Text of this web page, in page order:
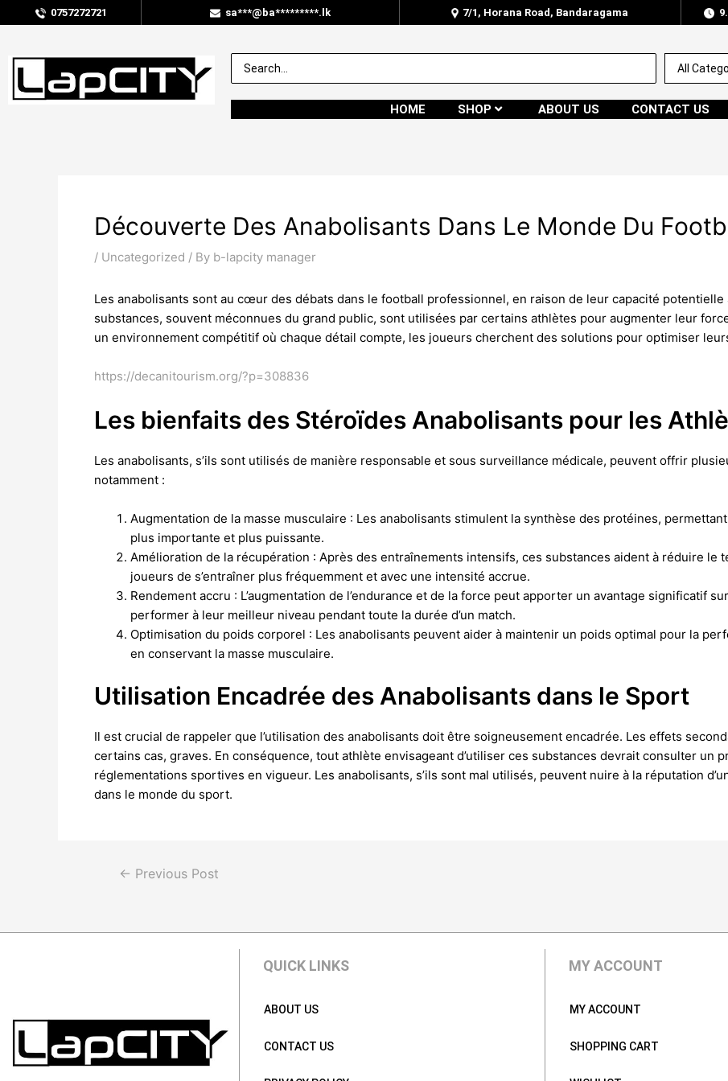
0757272721 sa***@ba*********.lk 7/1, Horana Road, Bandaragama
HOME SHOP ABOUT US CONTACT US
Découverte Des Anabolisants Dans Le Monde Du
/ Uncategorized / By b-lapcity manager
Les anabolisants sont au cœur des débats dans le football professionnel, en raison de leur capacité
substances, souvent méconnues du grand public, sont utilisées par certains athlètes pour augmenter leur
un environnement compétitif où chaque détail compte, les joueurs cherchent des solutions pour optimiser
https://decanitourism.org/?p=308836
Les bienfaits des Stéroïdes Anabolisants pour les
Les anabolisants, s’ils sont utilisés de manière responsable et sous surveillance médicale, peuvent offrir
notamment :
Augmentation de la masse musculaire : Les anabolisants stimulent la synthèse des protéines,
plus importante et plus puissante.
Amélioration de la récupération : Après des entraînements intensifs, ces substances aident à réduire le
joueurs de s’entraîner plus fréquemment et avec une intensité accrue.
Rendement accru : L’augmentation de l’endurance et de la force peut apporter un avantage significatif
performer à leur meilleur niveau pendant toute la durée d’un match.
Optimisation du poids corporel : Les anabolisants peuvent aider à maintenir un poids optimal pour la
en conservant la masse musculaire.
Utilisation Encadrée des Anabolisants dans le Sport
Il est crucial de rappeler que l’utilisation des anabolisants doit être soigneusement encadrée. Les effets
certains cas, graves. En conséquence, tout athlète envisageant d’utiliser ces substances devrait consulter un
réglementations sportives en vigueur. Les anabolisants, s’ils sont mal utilisés, peuvent nuire à la réputation
dans le monde du sport.
← Previous Post
QUICK LINKS
ABOUT US
CONTACT US
MY ACCOUNT
MY ACCOUNT
SHOPPING CART